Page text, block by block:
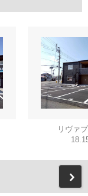
リヴァ